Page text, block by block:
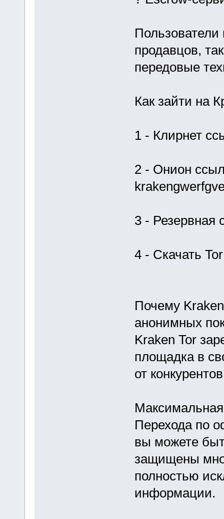
продавцов,
передовые
Как зайти на
1 - Клирнет
2 - Онион
3 - Резервная
4 - Скачать
Почему
анонимных
Kraken Tor
площадка в
от
Перехода по
вы можете
защищены
полностью
информации.